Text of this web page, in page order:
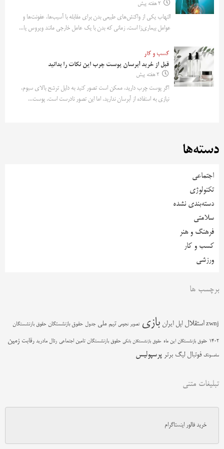
2 هفته پیش
التهاب یکی از واکنش‌های طبیعی بدن برای مقابله با آسیب‌ها، عفونت‌ها و
عوامل بیماری‌زا است. زمانی که بدن با یک عامل خارجی مانند ویروس یا...
کسب و کار
قبل از خرید آبرسان پوست چرب این نکات را بدانید
2 هفته پیش
اگر پوست چرب دارید، ممکن است تصور کنید به دلیل ترشح بالای سبوم،
نیازی به استفاده از آبرسان ندارید. اما این تصور نادرست است. پوست...
دسته‌ها
اجتماعی
تکنولوژی
دسته‌بندی نشده
سلامتی
فرهنگ و هنر
کسب و کار
ورزشی
برچسب ها
zwnj استقلال اپل ایران بازی تصویر نجومی تیم ملی جدول حقوق بازنشستگان حقوق بازنشستگان
1402 حقوق بازنشستگان این ماه حقوق بازنشستگان بانکی حقوق بازنشستگان تامین اجتماعی رئال مادرید رقابت زمین
سامسونگ فوتبال لیگ برتر پرسپولیس
تبلیغات متنی
خرید فالور اینستاگرام